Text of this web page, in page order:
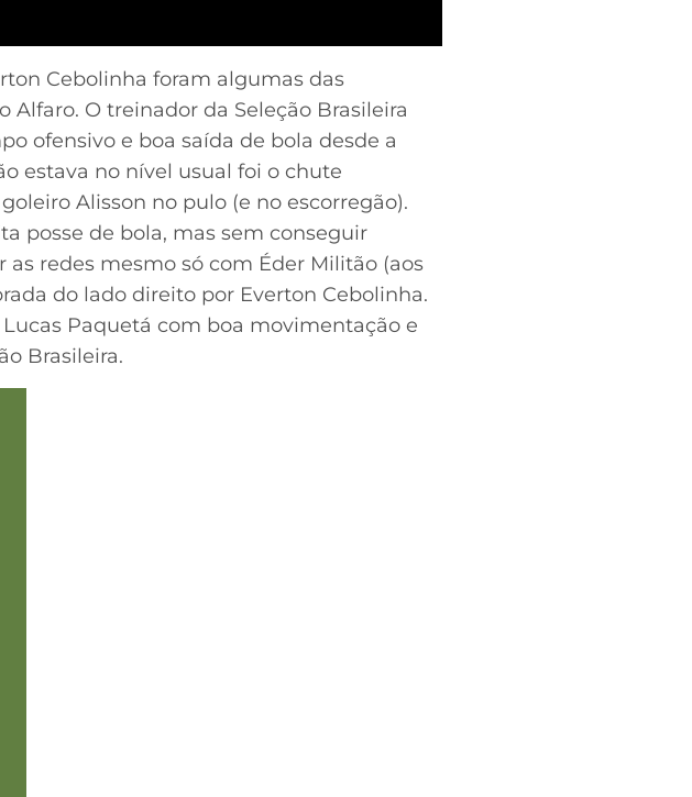
Cebolinha foram algumas das
O treinador da Seleção Brasileira
ofensivo e boa saída de bola desde a
estava no nível usual foi o chute
Alisson no pulo (e no escorregão).
posse de bola, mas sem conseguir
redes mesmo só com Éder Militão (aos
do lado direito por Everton Cebolinha.
Paquetá com boa movimentação e
Brasileira.